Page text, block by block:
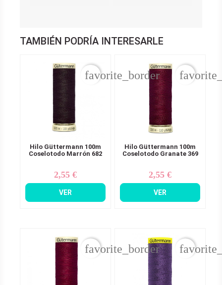
TAMBIÉN PODRÍA INTERESARLE
Hilo Güttermann 100m
Coselotodo Marrón 682
Precio
2,55 €
VER
favorite_border
Hilo Güttermann 100m
Coselotodo Granate 369
Precio
2,55 €
VER
favorite_border